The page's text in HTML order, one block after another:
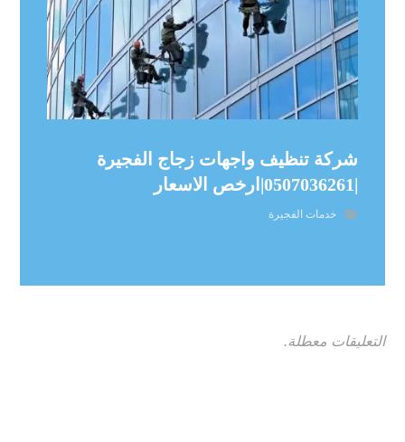
شركة تنظيف واجهات زجاج الفجيرة
|0507036261|ارخص الاسعار
خدمات الفجيرة
التعليقات معطلة.